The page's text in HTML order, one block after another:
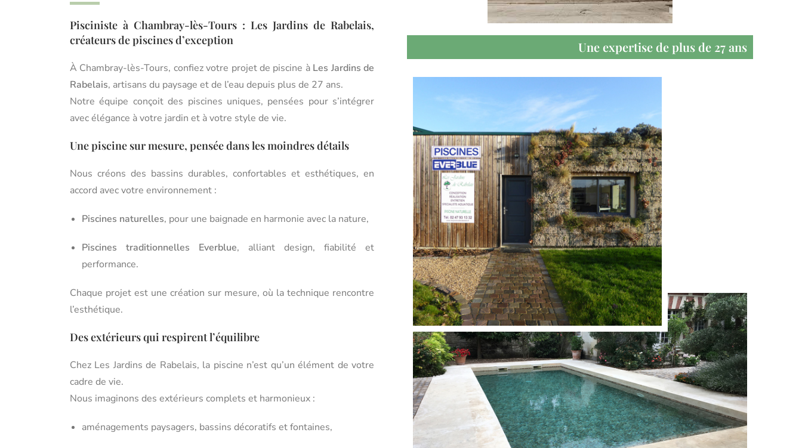
Pisciniste à Chambray-lès-Tours : Les Jardins de Rabelais,
créateurs de piscines d’exception
À Chambray-lès-Tours, confiez votre projet de piscine à Les Jardins de
Rabelais, artisans du paysage et de l’eau depuis plus de 27 ans.
Notre équipe conçoit des piscines uniques, pensées pour s’intégrer
avec élégance à votre jardin et à votre style de vie.
Une piscine sur mesure, pensée dans les moindres détails
Nous créons des bassins durables, confortables et esthétiques, en
accord avec votre environnement :
Piscines naturelles, pour une baignade en harmonie avec la nature,
Piscines traditionnelles Everblue, alliant design, fiabilité et
performance.
Chaque projet est une création sur mesure, où la technique rencontre
l’esthétique.
Des extérieurs qui respirent l’équilibre
Chez Les Jardins de Rabelais, la piscine n’est qu’un élément de votre
cadre de vie.
Nous imaginons des extérieurs complets et harmonieux :
aménagements paysagers, bassins décoratifs et fontaines,
Une expertise de plus de 27 ans